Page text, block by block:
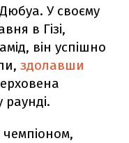
У своєму
в Гізі,
він успішно
здолавши
раунді.
чемпіоном,